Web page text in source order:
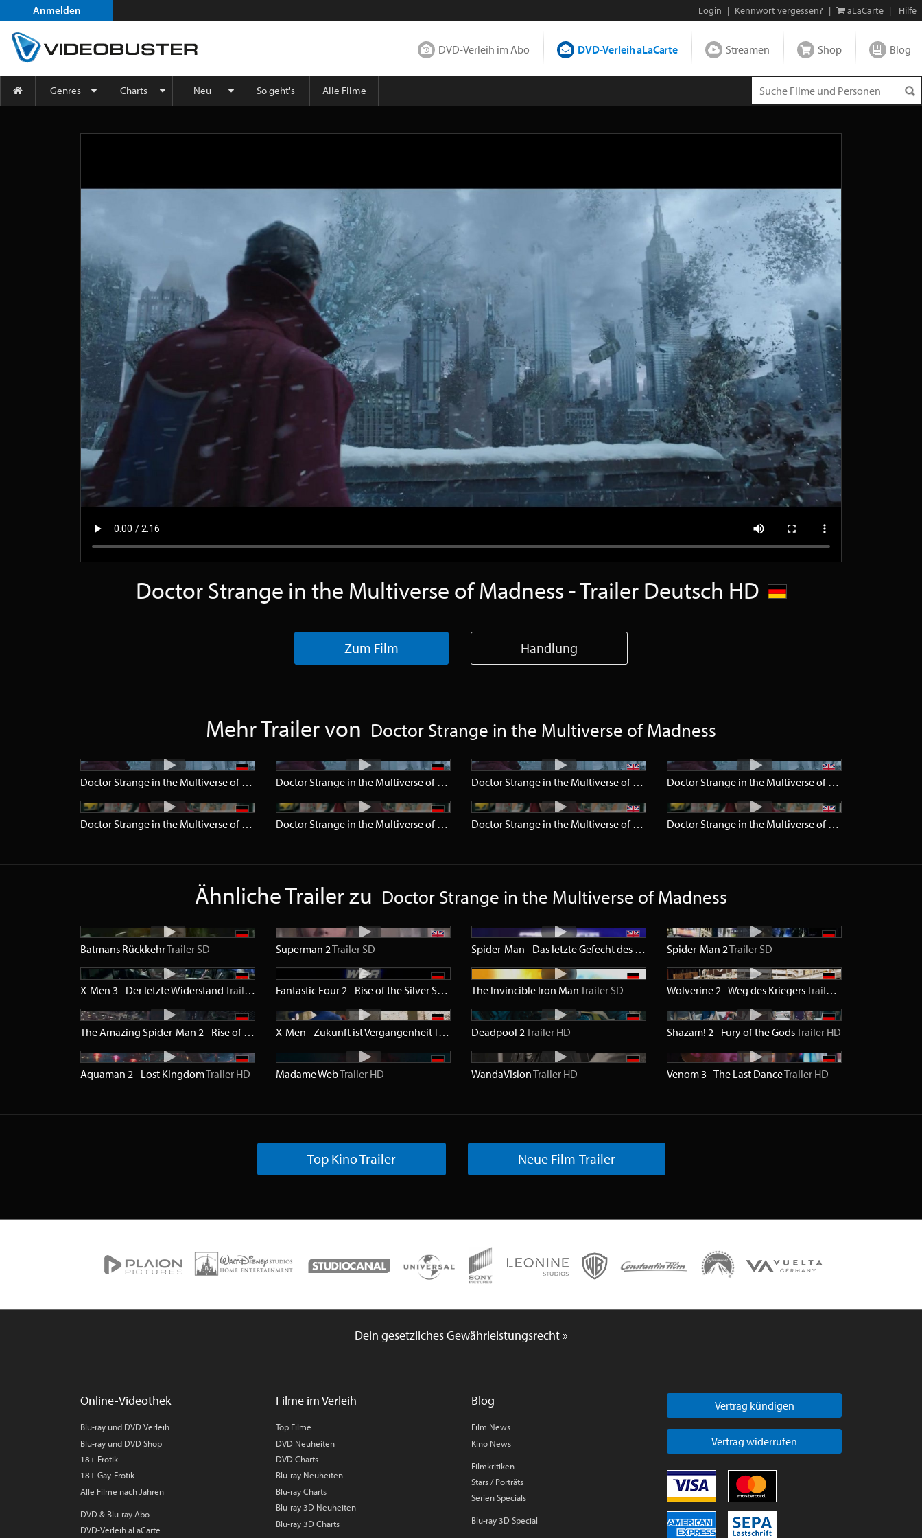
Anmelden Login | Kennwort vergessen? | aLaCarte | Hilfe
DVD-Verleih im Abo DVD-Verleih aLaCarte Streamen Shop Blog
Genres Charts Neu So geht's Alle Filme
Doctor Strange in the Multiverse of Madness - Trailer Deutsch HD
Zum Film Handlung
Mehr Trailer von Doctor Strange in the Multiverse of Madness
Doctor Strange in the Multiverse of Madness TrailerHD Doctor Strange in the Multiverse of Madness TrailerSD Doctor Strange in the Multiverse of Madness TrailerHD Doctor Strange in the Multiverse of Madness
Doctor Strange in the Multiverse of Madness TeaserHD Doctor Strange in the Multiverse of Madness TeaserSD Doctor Strange in the Multiverse of Madness TeaserHD Doctor Strange in the Multiverse of Madness
Ähnliche Trailer zu Doctor Strange in the Multiverse of Madness
Batmans RückkehrTrailer SD Superman 2Trailer SD Spider-Man - Das letzte Gefecht des Bösen TrailerSD
Spider-Man 2Trailer SD
X-Men 3 - Der letzte WiderstandTrailer Fantastic Four 2 - Rise of the Silver Surfer Trailer SD
The Invincible Iron ManTrailer SD Wolverine 2 - Weg des KriegersTrailer
The Amazing Spider-Man 2 - Rise of Electro Trailer HD
X-Men - Zukunft ist VergangenheitTrailer HD
Deadpool 2Trailer HD Shazam! 2 - Fury of the GodsTrailer HD
Aquaman 2 - Lost KingdomTrailer HD Madame WebTrailer HD WandaVisionTrailer HD Venom 3 - The Last DanceTrailer HD
Top Kino Trailer Neue Film-Trailer
Dein gesetzliches Gewährleistungsrecht »
Online-Videothek
Blu-ray und DVD Verleih
Blu-ray und DVD Shop
18+ Erotik
18+ Gay-Erotik
Alle Filme nach Jahren
DVD & Blu-ray Abo
DVD-Verleih aLaCarte
Filme im Verleih
Top Filme
DVD Neuheiten
DVD Charts
Blu-ray Neuheiten
Blu-ray Charts
Blu-ray 3D Neuheiten
Blu-ray 3D Charts
Blog
Film News
Kino News
Filmkritiken
Stars / Porträts
Serien Specials
Blu-ray 3D Special
Vertrag kündigen
Vertrag widerrufen